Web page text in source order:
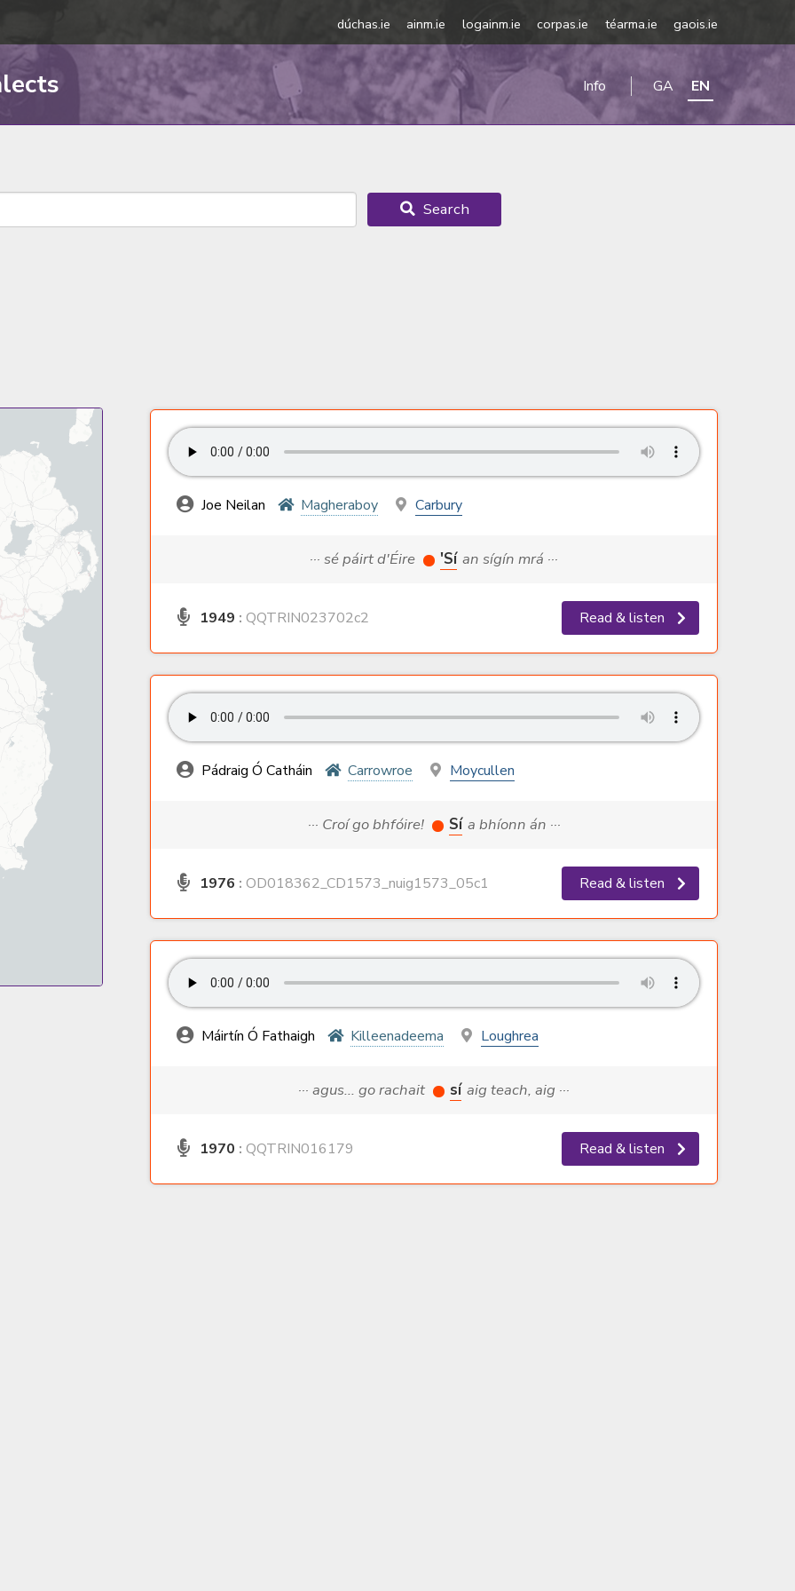
dúchas.ie ainm.ie logainm.ie corpas.ie téarma.ie gaois.ie
Info GA EN
Search
Joe Neilan Magheraboy Carbury
··· sé páirt d'Éire 'Sí an sígín mrá ···
1949 : QQTRIN023702c2 Read & listen
Pádraig Ó Catháin Carrowroe Moycullen
··· Croí go bhfóire! Sí a bhíonn án ···
1976 : OD018362_CD1573_nuig1573_05c1 Read & listen
Máirtín Ó Fathaigh Killeenadeema Loughrea
··· agus... go rachait sí aig teach, aig ···
1970 : QQTRIN016179 Read & listen